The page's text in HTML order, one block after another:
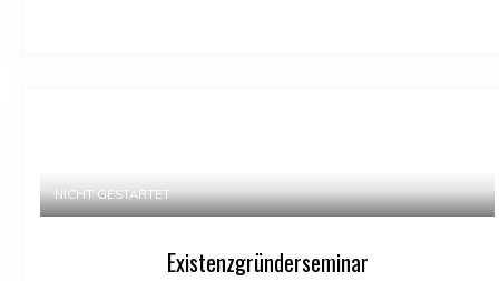
NICHT GESTARTET
Existenzgründerseminar